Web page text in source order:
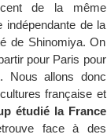
de la même
indépendante de la
de Shinomiya. On
pour Paris pour
Nous allons donc
française et
étudié la France
face à des